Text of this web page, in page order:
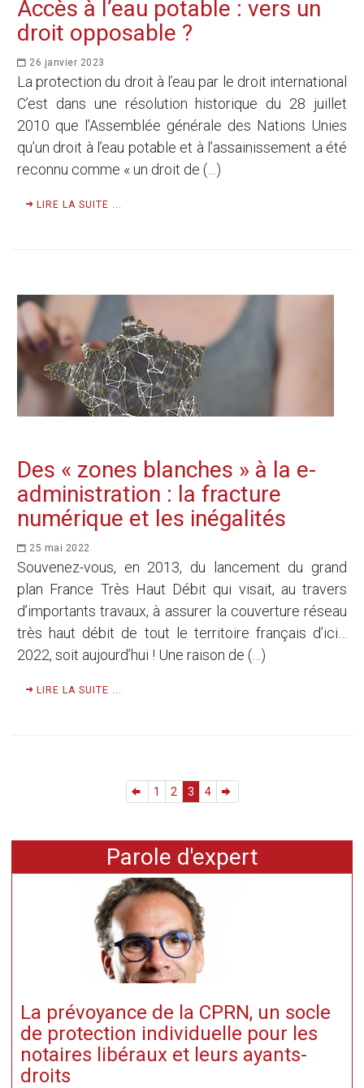
Accès à l’eau potable : vers un
droit opposable ?
26 janvier 2023
La protection du droit à l’eau par le droit international
C’est dans une résolution historique du 28 juillet
2010 que l’Assemblée générale des Nations Unies
qu’un droit à l’eau potable et à l’assainissement a été
reconnu comme « un droit de (…)
LIRE LA SUITE ...
Des « zones blanches » à la e-
administration : la fracture
numérique et les inégalités
25 mai 2022
Souvenez-vous, en 2013, du lancement du grand
plan France Très Haut Débit qui visait, au travers
d’importants travaux, à assurer la couverture réseau
très haut débit de tout le territoire français d’ici…
2022, soit aujourd’hui ! Une raison de (…)
LIRE LA SUITE ...
1 2 3 4
Parole d'expert
La prévoyance de la CPRN, un socle
de protection individuelle pour les
notaires libéraux et leurs ayants-
droits